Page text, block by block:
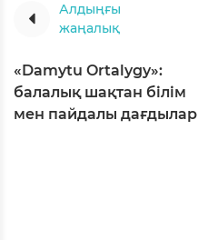
Алдыңғы
жаңалық
«Damytu Ortalygy»:
балалық шақтан білім
мен пайдалы дағдылар